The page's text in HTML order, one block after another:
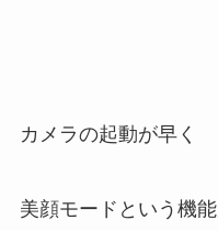
カメラの起動が早く
美顔モードという機